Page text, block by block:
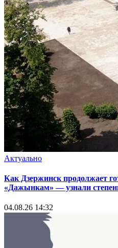
Актуально
Как Дзержинск продолжает
«Дажынкам» — узнали
04.08.26 14:32